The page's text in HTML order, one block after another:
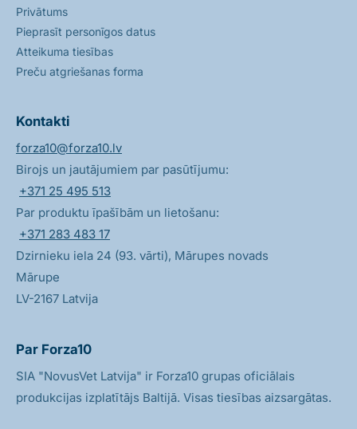
Privātums
Pieprasīt personīgos datus
Atteikuma tiesības
Preču atgriešanas forma
Kontakti
forza10@forza10.lv
Birojs un jautājumiem par pasūtījumu:
+371 25 495 513
Par produktu īpašībām un lietošanu:
+371 283 483 17
Dzirnieku iela 24 (93. vārti), Mārupes novads
Mārupe
LV-2167 Latvija
Par Forza10
SIA "NovusVet Latvija" ir Forza10 grupas oficiālais
produkcijas izplatītājs Baltijā. Visas tiesības aizsargātas.